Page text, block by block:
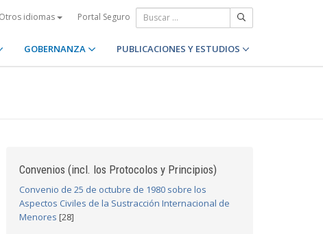
Otros idiomas Portal Seguro
GOBERNANZA PUBLICACIONES Y ESTUDIOS
Convenios (incl. los Protocolos y Principios)
Convenio de 25 de octubre de 1980 sobre los
Aspectos Civiles de la Sustracción Internacional de
Menores [28]